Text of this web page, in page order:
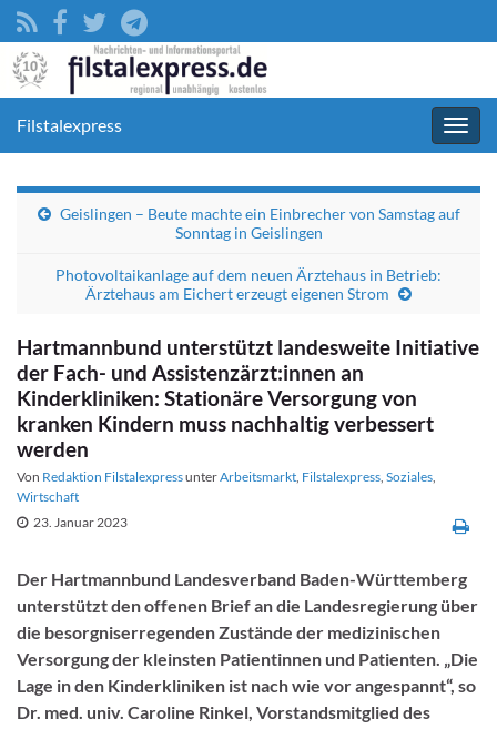
Filstalexpress
Geislingen – Beute machte ein Einbrecher von Samstag auf
Sonntag in Geislingen
Photovoltaikanlage auf dem neuen Ärztehaus in Betrieb:
Ärztehaus am Eichert erzeugt eigenen Strom
Hartmannbund unterstützt landesweite Initiative
der Fach- und Assistenzärzt:innen an
Kinderkliniken: Stationäre Versorgung von
kranken Kindern muss nachhaltig verbessert
werden
Von Redaktion FilstalexpressunterArbeitsmarkt, Filstalexpress, Soziales,
Wirtschaft
23. Januar 2023
Der Hartmannbund Landesverband Baden-Württemberg
unterstützt den offenen Brief an die Landesregierung über
die besorgniserregenden Zustände der medizinischen
Versorgung der kleinsten Patientinnen und Patienten. „Die
Lage in den Kinderkliniken ist nach wie vor angespannt“, so
Dr. med. univ. Caroline Rinkel, Vorstandsmitglied des